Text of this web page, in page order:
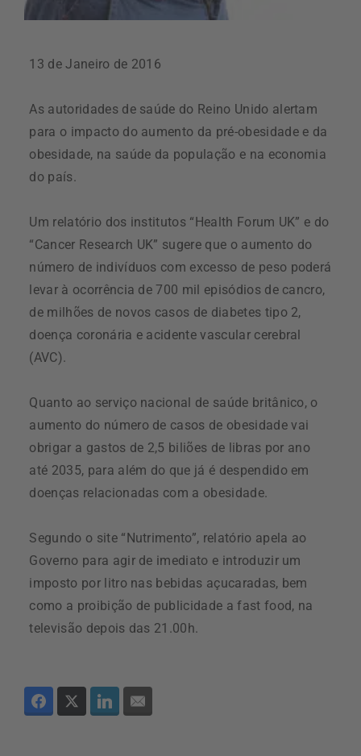
13 de Janeiro de 2016
As autoridades de saúde do Reino Unido alertam
para o impacto do aumento da pré-obesidade e da
obesidade, na saúde da população e na economia
do país.
Um relatório dos institutos “Health Forum UK” e do
“Cancer Research UK” sugere que o aumento do
número de indivíduos com excesso de peso poderá
levar à ocorrência de 700 mil episódios de cancro,
de milhões de novos casos de diabetes tipo 2,
doença coronária e acidente vascular cerebral
(AVC).
Quanto ao serviço nacional de saúde britânico, o
aumento do número de casos de obesidade vai
obrigar a gastos de 2,5 biliões de libras por ano
até 2035, para além do que já é despendido em
doenças relacionadas com a obesidade.
Segundo o site “Nutrimento”, relatório apela ao
Governo para agir de imediato e introduzir um
imposto por litro nas bebidas açucaradas, bem
como a proibição de publicidade a fast food, na
televisão depois das 21.00h.